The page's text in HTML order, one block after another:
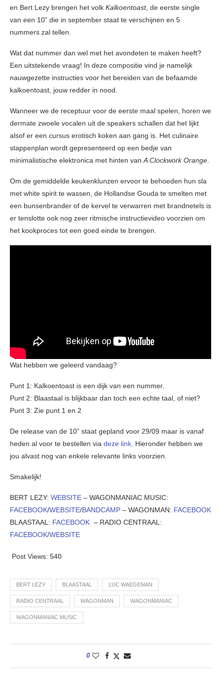
en Bert Lezy brengen het volk Kalkoentoast, de eerste single
van een 10” die in september staat te verschijnen en 5
nummers zal tellen.
Wat dat nummer dan wel met het avondeten te maken heeft?
Een uitstekende vraag! In deze compositie vind je namelijk
nauwgezette instructies voor het bereiden van de befaamde
kalkoentoast, jouw redder in nood.
Wanneer we de receptuur voor de eerste maal spelen, horen we
dermate zwoele vocalen uit de speakers schallen dat het lijkt
alsof er een cursus erotisch koken aan gang is. Het culinaire
stappenplan wordt gepresenteerd op een bedje van
minimalistische elektronica met hinten vanA Clockwork Orange.
Om de gemiddelde keukenklunzen ervoor te behoeden hun sla
met white spirit te wassen, de Hollandse Gouda te smelten met
een bunsenbrander of de kervel te verwarren met brandnetels is
er tenslotte ook nog zeer ritmische instructievideo voorzien om
het kookproces tot een goed einde te brengen.
Wat hebben we geleerd vandaag?
Punt 1: Kalkoentoast is een dijk van een nummer.
Punt 2: Blaastaal is blijkbaar dan toch een echte taal, of niet?
Punt 3: Zie punt 1 en 2
De release van de 10” staat gepland voor 29/09 maar is vanaf
heden al voor te bestellen via deze link . Hieronder hebben we
jou alvast nog van enkele relevante links voorzien.
Smakelijk!
BERT LEZY: WEBSITE – WAGONMANIAC MUSIC:
FACEBOOK/WEBSITE/BANDCAMP – WAGONMAN: FACEBOOK
BLAASTAAL: FACEBOOK – RADIO CENTRAAL:
FACEBOOK/WEBSITE
Post Views: 540
BERT LEZY BLAASTAAL LUC WAEGEMAN
RADIO CENTRAAL WAGONMAN WAGONMANIAC
WAGONMANIAC MUSIC
0